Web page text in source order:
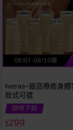
08/07-08/10搶
hetras~飯店療癒身
款式可選
限時下殺
$299